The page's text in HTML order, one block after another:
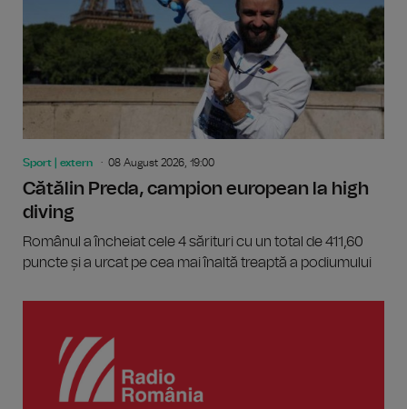
Sport | extern 08 August 2026, 19:00
Cătălin Preda, campion european la high
diving
Românul a încheiat cele 4 sărituri cu un total de 411,60
puncte și a urcat pe cea mai înaltă treaptă a podiumului